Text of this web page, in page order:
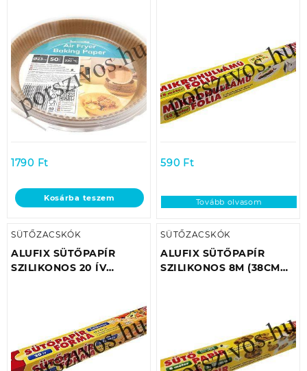
Ø23CM (50DB/CSOMAG)
1790 Ft
Kosárba teszem
590 Ft
Tovább olvasom
SÜTŐZACSKÓK
ALUFIX SÜTŐPAPÍR
SZILIKONOS 20 ÍV
SÜTŐZACSKÓK
ALUFIX SÜTŐPAPÍR
SZILIKONOS 8M (38CM